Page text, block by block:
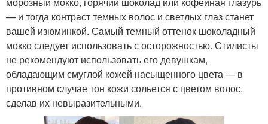
— и тогда контраст темных волос и светлых глаз станет
вашей изюминкой. Самый темный оттенок шоколадный
мокко следует использовать с осторожностью. Стилисты
не рекомендуют использовать его девушкам,
обладающим смуглой кожей насыщенного цвета — в
противном случае тон кожи сольется с цветом волос,
сделав их невыразительными.